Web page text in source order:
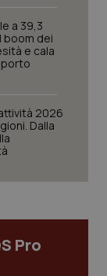
a 39,3
boom dei
e cala
2026
Dalla
Pro